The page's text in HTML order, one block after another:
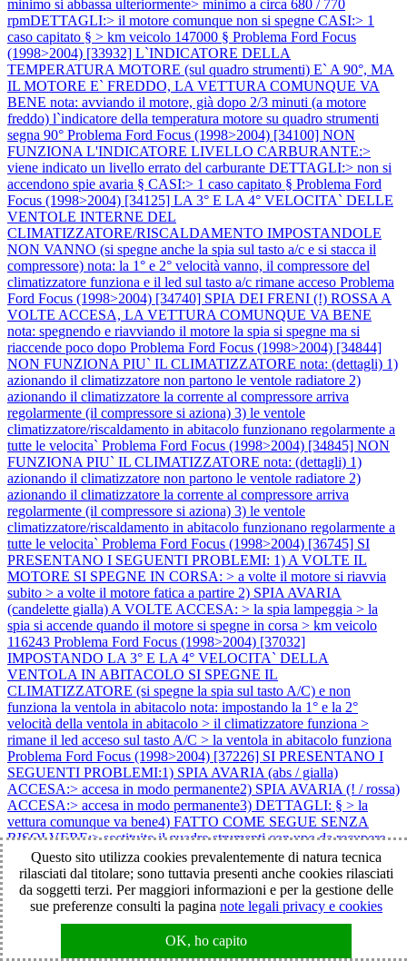
minimo si abbassa ulteriormente> minimo a circa 680 / 770
rpmDETTAGLI:> il motore comunque non si spegne CASI:> 1
caso capitato § > km veicolo 147000 § Problema Ford Focus
(1998>2004) [33932] L`INDICATORE DELLA
TEMPERATURA MOTORE (sul quadro strumenti) E` A 90°, MA
IL MOTORE E` FREDDO, LA VETTURA COMUNQUE VA
BENE nota: avviando il motore, già dopo 2/3 minuti (a motore
freddo) l`indicatore della temperatura motore su quadro strumenti
segna 90° Problema Ford Focus (1998>2004) [34100] NON
FUNZIONA L'INDICATORE LIVELLO CARBURANTE:>
viene indicato un livello errato del carburante DETTAGLI:> non si
accendono spie avaria § CASI:> 1 caso capitato § Problema Ford
Focus (1998>2004) [34125] LA 3° E LA 4° VELOCITA` DELLE
VENTOLE INTERNE DEL
CLIMATIZZATORE/RISCALDAMENTO IMPOSTANDOLE
NON VANNO (si spegne anche la spia sul tasto a/c e si stacca il
compressore) nota: la 1° e 2° velocità vanno, il compressore del
climatizzatore funziona e il led sul tasto a/c rimane acceso Problema
Ford Focus (1998>2004) [34740] SPIA DEI FRENI (!) ROSSA A
VOLTE ACCESA, LA VETTURA COMUNQUE VA BENE
nota: spegnendo e riavviando il motore la spia si spegne ma si
riaccende poco dopo Problema Ford Focus (1998>2004) [34844]
NON FUNZIONA PIU` IL CLIMATIZZATORE nota: (dettagli) 1)
azionando il climatizzatore non partono le ventole radiatore 2)
azionando il climatizzatore la corrente al compressore arriva
regolarmente (il compressore si aziona) 3) le ventole
climatizzatore/riscaldamento in abitacolo funzionano regolarmente a
tutte le velocita` Problema Ford Focus (1998>2004) [34845] NON
FUNZIONA PIU` IL CLIMATIZZATORE nota: (dettagli) 1)
azionando il climatizzatore non partono le ventole radiatore 2)
azionando il climatizzatore la corrente al compressore arriva
regolarmente (il compressore si aziona) 3) le ventole
climatizzatore/riscaldamento in abitacolo funzionano regolarmente a
tutte le velocita` Problema Ford Focus (1998>2004) [36745] SI
PRESENTANO I SEGUENTI PROBLEMI: 1) A VOLTE IL
MOTORE SI SPEGNE IN CORSA: > a volte il motore si riavvia
subito > a volte il motore fatica a partire 2) SPIA AVARIA
(candelette gialla) A VOLTE ACCESA: > la spia lampeggia > la
spia si accende quando il motore si spegne in corsa > km veicolo
116243 Problema Ford Focus (1998>2004) [37032]
IMPOSTANDO LA 3° E LA 4° VELOCITA` DELLA
VENTOLA IN ABITACOLO SI SPEGNE IL
CLIMATIZZATORE (si spegne la spia sul tasto A/C) e non
funziona la ventola in abitacolo nota: impostando la 1° e la 2°
velocità della ventola in abitacolo > il climatizzatore funziona >
rimane il led acceso sul tasto A/C > la ventola in abitacolo funziona
Problema Ford Focus (1998>2004) [37226] SI PRESENTANO I
SEGUENTI PROBLEMI:1) SPIA AVARIA (abs / gialla)
ACCESA:> accesa in modo permanente2) SPIA AVARIA (! / rossa)
ACCESA:> accesa in modo permanente3) DETTAGLI: § > la
vettura comunque va bene4) FATTO COME SEGUE SENZA
RISOLVERE:> sostituito il quadro strumenti con uno da recupero
5) CASI:> 1 caso capitato § > km veicolo 180000 §Problema Ford
Focus (1998>2004) [37514] SI PRESENTANO I SEGUENTI
PROBLEMI: 1) IL MOTORE NON SI AVVIA: > il motore parte
ma si spegne subito 2) SPIA AVARIA (candelette gialla)
potenza 4) ATTENZIONE: > il problema è sorto dopo che il veicolo
è rimasto fermo con la batteria scollegata per circa 20 giorni note: 1)
Questo sito utilizza cookies prevalentemente di natura tecnica
rilasciati dal titolare; sono tuttavia presenti anche cookies rilasciati
da soggetti terzi. Per maggiori informazioni e per la gestione delle
sue preferenze consulti la pagina note legali privacy e cookies
OK, ho capito